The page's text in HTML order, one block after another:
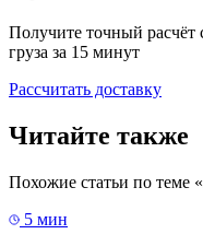
Получите точный расчёт
груза за 15 минут
Рассчитать доставку
Читайте также
Похожие статьи по теме «
5 мин